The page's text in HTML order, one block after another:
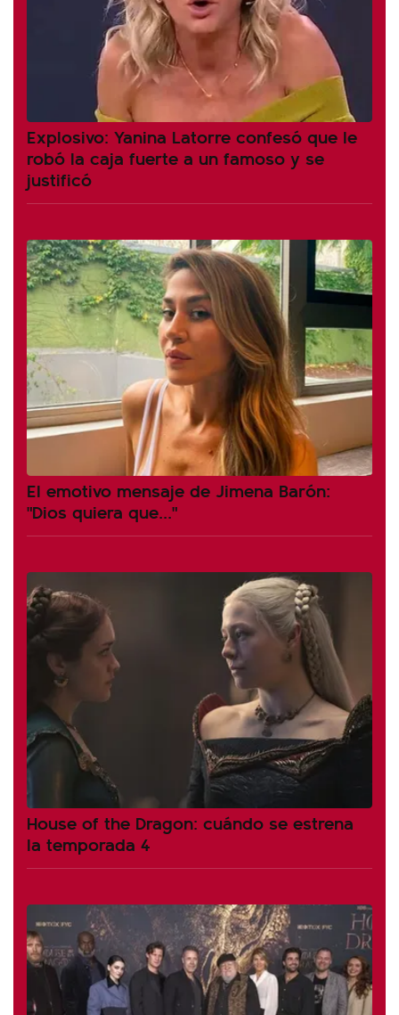
Explosivo: Yanina Latorre confesó que le
robó la caja fuerte a un famoso y se
justificó
El emotivo mensaje de Jimena Barón:
"Dios quiera que..."
House of the Dragon: cuándo se estrena
la temporada 4